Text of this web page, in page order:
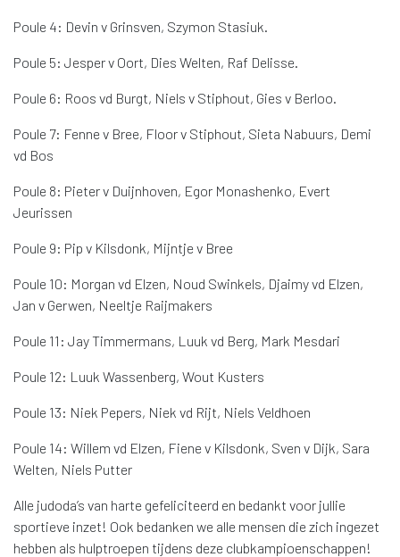
Poule 4: Devin v Grinsven, Szymon Stasiuk.
Poule 5: Jesper v Oort, Dies Welten, Raf Delisse.
Poule 6: Roos vd Burgt, Niels v Stiphout, Gies v Berloo.
Poule 7: Fenne v Bree, Floor v Stiphout, Sieta Nabuurs, Demi
vd Bos
Poule 8: Pieter v Duijnhoven, Egor Monashenko, Evert
Jeurissen
Poule 9: Pip v Kilsdonk, Mijntje v Bree
Poule 10: Morgan vd Elzen, Noud Swinkels, Djaimy vd Elzen,
Jan v Gerwen, Neeltje Raijmakers
Poule 11: Jay Timmermans, Luuk vd Berg, Mark Mesdari
Poule 12: Luuk Wassenberg, Wout Kusters
Poule 13: Niek Pepers, Niek vd Rijt, Niels Veldhoen
Poule 14: Willem vd Elzen, Fiene v Kilsdonk, Sven v Dijk, Sara
Welten, Niels Putter
Alle judoda’s van harte gefeliciteerd en bedankt voor jullie
sportieve inzet! Ook bedanken we alle mensen die zich ingezet
hebben als hulptroepen tijdens deze clubkampioenschappen!